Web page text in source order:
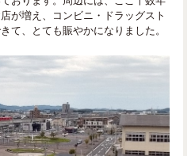
が増え、コンビニ・ドラッグスト
て、とても賑やかになりました。